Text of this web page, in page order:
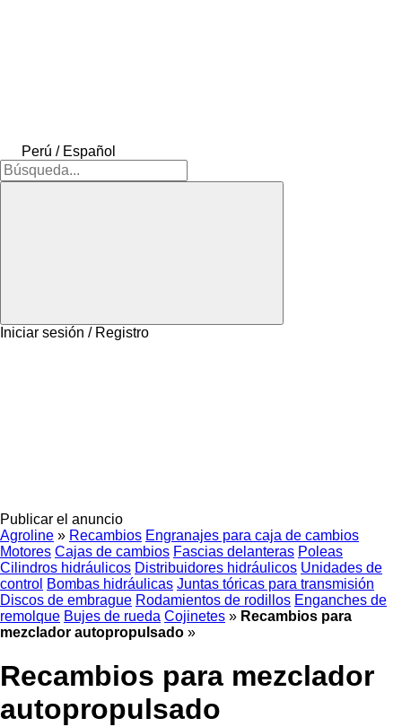
Perú / Español
Iniciar sesión / Registro
Publicar el anuncio
Agroline » Recambios Engranajes para caja de cambios
Motores Cajas de cambios Fascias delanteras Poleas
Cilindros hidráulicos Distribuidores hidráulicos Unidades de
control Bombas hidráulicas Juntas tóricas para transmisión
Discos de embrague Rodamientos de rodillos Enganches de
remolque Bujes de rueda Cojinetes » Recambios para
mezclador autopropulsado »
Recambios para mezclador
autopropulsado